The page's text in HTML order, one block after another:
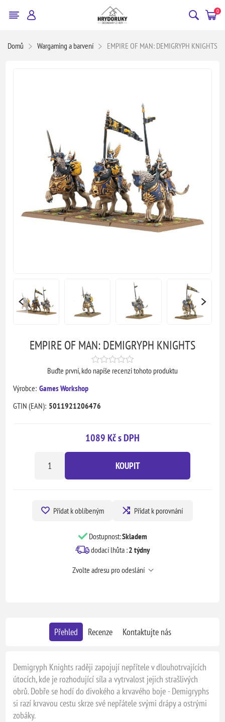
0
Domů Wargaming a barvení EMPIRE OF MAN: DEMIGRYPH KNIGHTS
EMPIRE OF MAN: DEMIGRYPH KNIGHTS
Buďte první, kdo napíše recenzi tohoto produktu
Výrobce: Games Workshop
GTIN (EAN): 5011921206476
1089 Kč s DPH
KOUPIT
Přidat k oblíbeným Přidat k porovnání
Dostupnost:Skladem
dodací lhůta :2 týdny
Zvolte adresu pro odeslání
Přehled Recenze Kontaktujte nás
Demigryph Knights raději zapojují nepřítele v dlouhotrvajících
útocích, kde je rozhodující síla a vytrvalost jejich strašlivých
obrů. Dobře se hodí do divokého a krvavého boje - Demigryphs
si razí krvavou cestu skrze své nepřátele svými drápy a ostrými
zobáky.